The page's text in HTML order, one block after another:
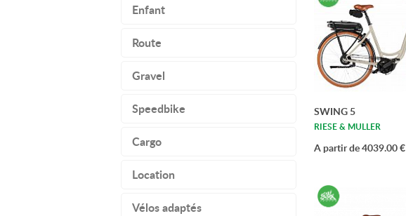
SWING 5
RIESE & MULLER
A partir de 4039.00 €
Enfant
Route
Gravel
Speedbike
Cargo
Location
Vélos adaptés